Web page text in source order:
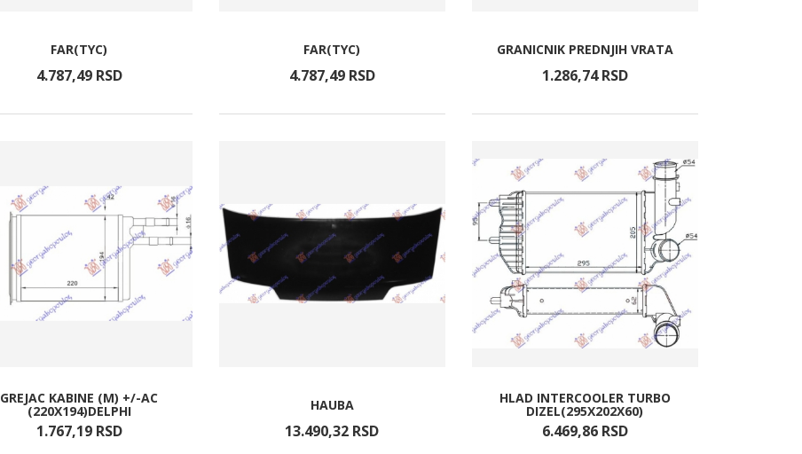
FAR(TYC)
4.787,49 RSD
FAR(TYC)
4.787,49 RSD
GRANICNIK PREDNJIH VRATA
1.286,74 RSD
GREJAC KABINE (M) +/-AC
(220X194)DELPHI
1.767,19 RSD
HAUBA
13.490,32 RSD
HLAD INTERCOOLER TURBO
DIZEL(295X202X60)
6.469,86 RSD